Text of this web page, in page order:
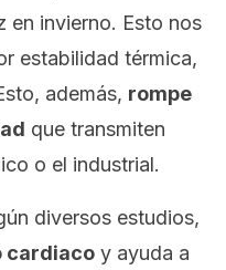
en invierno. Esto nos
estabilidad térmica,
además, rompe
que transmiten
o el industrial.
diversos estudios,
cardiaco y ayuda a